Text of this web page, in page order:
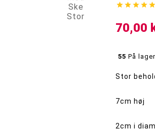
    
70,00
55 På lager
Stor
7cm høj
2cm i